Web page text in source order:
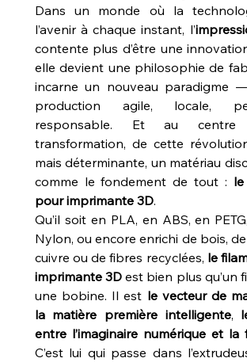
Dans un monde où la
l’avenir à chaque instant, l’
contente plus d’être une
elle devient une philosophie de
incarne un nouveau paradigme
production agile, locale,
responsable. Et au
transformation, de cette
mais déterminante, un matériau
comme le fondement de tout :
pour imprimante 3D.
Qu’il soit en PLA, en ABS, en
Nylon, ou encore enrichi de bois,
cuivre ou de fibres recyclées, le
imprimante 3D est bien plus qu’un
une bobine. Il est le vecteur de
la matière première intelligente,
entre l’imaginaire numérique et la
C’est lui qui passe dans